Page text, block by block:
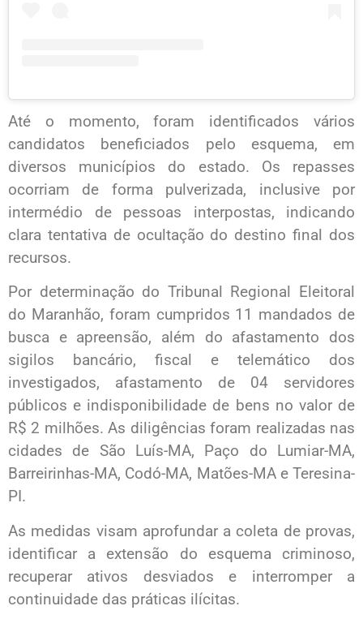
Até o momento, foram identificados vários
candidatos beneficiados pelo esquema, em
diversos municípios do estado. Os repasses
ocorriam de forma pulverizada, inclusive por
intermédio de pessoas interpostas, indicando
clara tentativa de ocultação do destino final dos
recursos.
Por determinação do Tribunal Regional Eleitoral
do Maranhão, foram cumpridos 11 mandados de
busca e apreensão, além do afastamento dos
sigilos bancário, fiscal e telemático dos
investigados, afastamento de 04 servidores
públicos e indisponibilidade de bens no valor de
R$ 2 milhões. As diligências foram realizadas nas
cidades de São Luís-MA, Paço do Lumiar-MA,
Barreirinhas-MA, Codó-MA, Matões-MA e Teresina-
PI.
As medidas visam aprofundar a coleta de provas,
identificar a extensão do esquema criminoso,
recuperar ativos desviados e interromper a
continuidade das práticas ilícitas.